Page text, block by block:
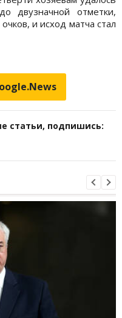
двузначной отметки,
и исход матча стал
статьи, подпишись: